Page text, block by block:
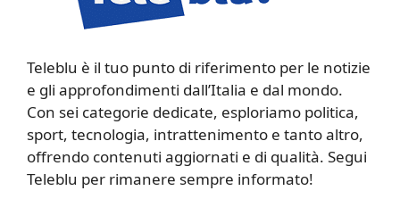
Teleblu è il tuo punto di riferimento per le notizie
e gli approfondimenti dall’Italia e dal mondo.
Con sei categorie dedicate, esploriamo politica,
sport, tecnologia, intrattenimento e tanto altro,
offrendo contenuti aggiornati e di qualità. Segui
Teleblu per rimanere sempre informato!